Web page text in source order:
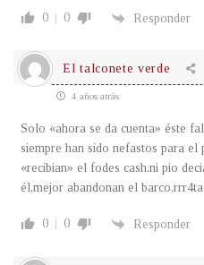
0 0 Responder
El talconete verde
4 años atrás
Solo «ahora se da cuenta» éste
siempre han sido nefastos para el
«recibian» el fodes cash,ni pio
él,mejor abandonan el
0 0 Responder